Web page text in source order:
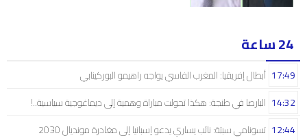
24 ساعة
أبطال إفريقيا: المغرب الفاسي يواجه راهيمو البوركينابي 17:49
البارصا في طنجة: هكذا تحولت مباراة وهمية إلى ديماغوجية سياسية..! 14:32
تسونامي سبتة: نائب يساري يدعو إسبانيا إلى مغادرة مونديال 2030 12:44